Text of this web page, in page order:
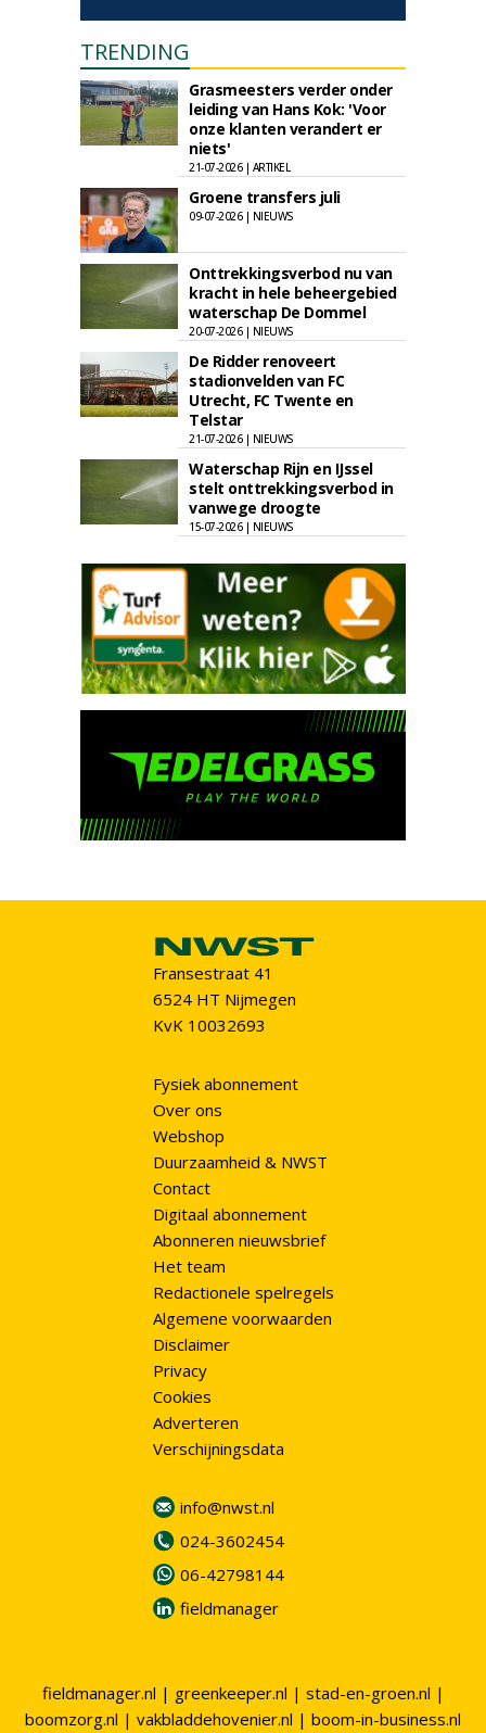
TRENDING
Grasmeesters verder onder
leiding van Hans Kok: 'Voor
onze klanten verandert er
niets'
21-07-2026 | ARTIKEL
Groene transfers juli
09-07-2026 | NIEUWS
Onttrekkingsverbod nu van
kracht in hele beheergebied
waterschap De Dommel
20-07-2026 | NIEUWS
De Ridder renoveert
stadionvelden van FC
Utrecht, FC Twente en
Telstar
21-07-2026 | NIEUWS
Waterschap Rijn en IJssel
stelt onttrekkingsverbod in
vanwege droogte
15-07-2026 | NIEUWS
Fransestraat 41
6524 HT Nijmegen
KvK 10032693
Fysiek abonnement
Over ons
Webshop
Duurzaamheid & NWST
Contact
Digitaal abonnement
Abonneren nieuwsbrief
Het team
Redactionele spelregels
Algemene voorwaarden
Disclaimer
Privacy
Cookies
Adverteren
Verschijningsdata
info@nwst.nl
024-3602454
06-42798144
fieldmanager
fieldmanager.nl | greenkeeper.nl | stad-en-groen.nl |
boomzorg.nl | vakbladdehovenier.nl | boom-in-business.nl